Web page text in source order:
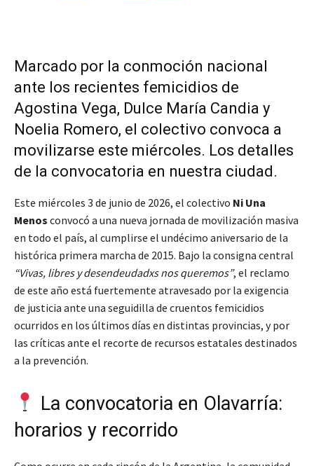
Marcado por la conmoción nacional
ante los recientes femicidios de
Agostina Vega, Dulce María Candia y
Noelia Romero, el colectivo convoca a
movilizarse este miércoles. Los detalles
de la convocatoria en nuestra ciudad.
Este miércoles 3 de junio de 2026, el colectivo Ni Una
Menos convocó a una nueva jornada de movilización masiva
en todo el país, al cumplirse el undécimo aniversario de la
histórica primera marcha de 2015. Bajo la consigna central
“Vivas, libres y desendeudadxs nos queremos”, el reclamo
de este año está fuertemente atravesado por la exigencia
de justicia ante una seguidilla de cruentos femicidios
ocurridos en los últimos días en distintas provincias, y por
las críticas ante el recorte de recursos estatales destinados
a la prevención.
La convocatoria en Olavarría:
horarios y recorrido